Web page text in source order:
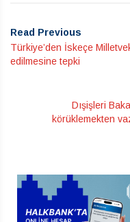
Read Previous
Türkiye’den İskeçe
edilmesine tepki
Dışişleri
körüklemekten